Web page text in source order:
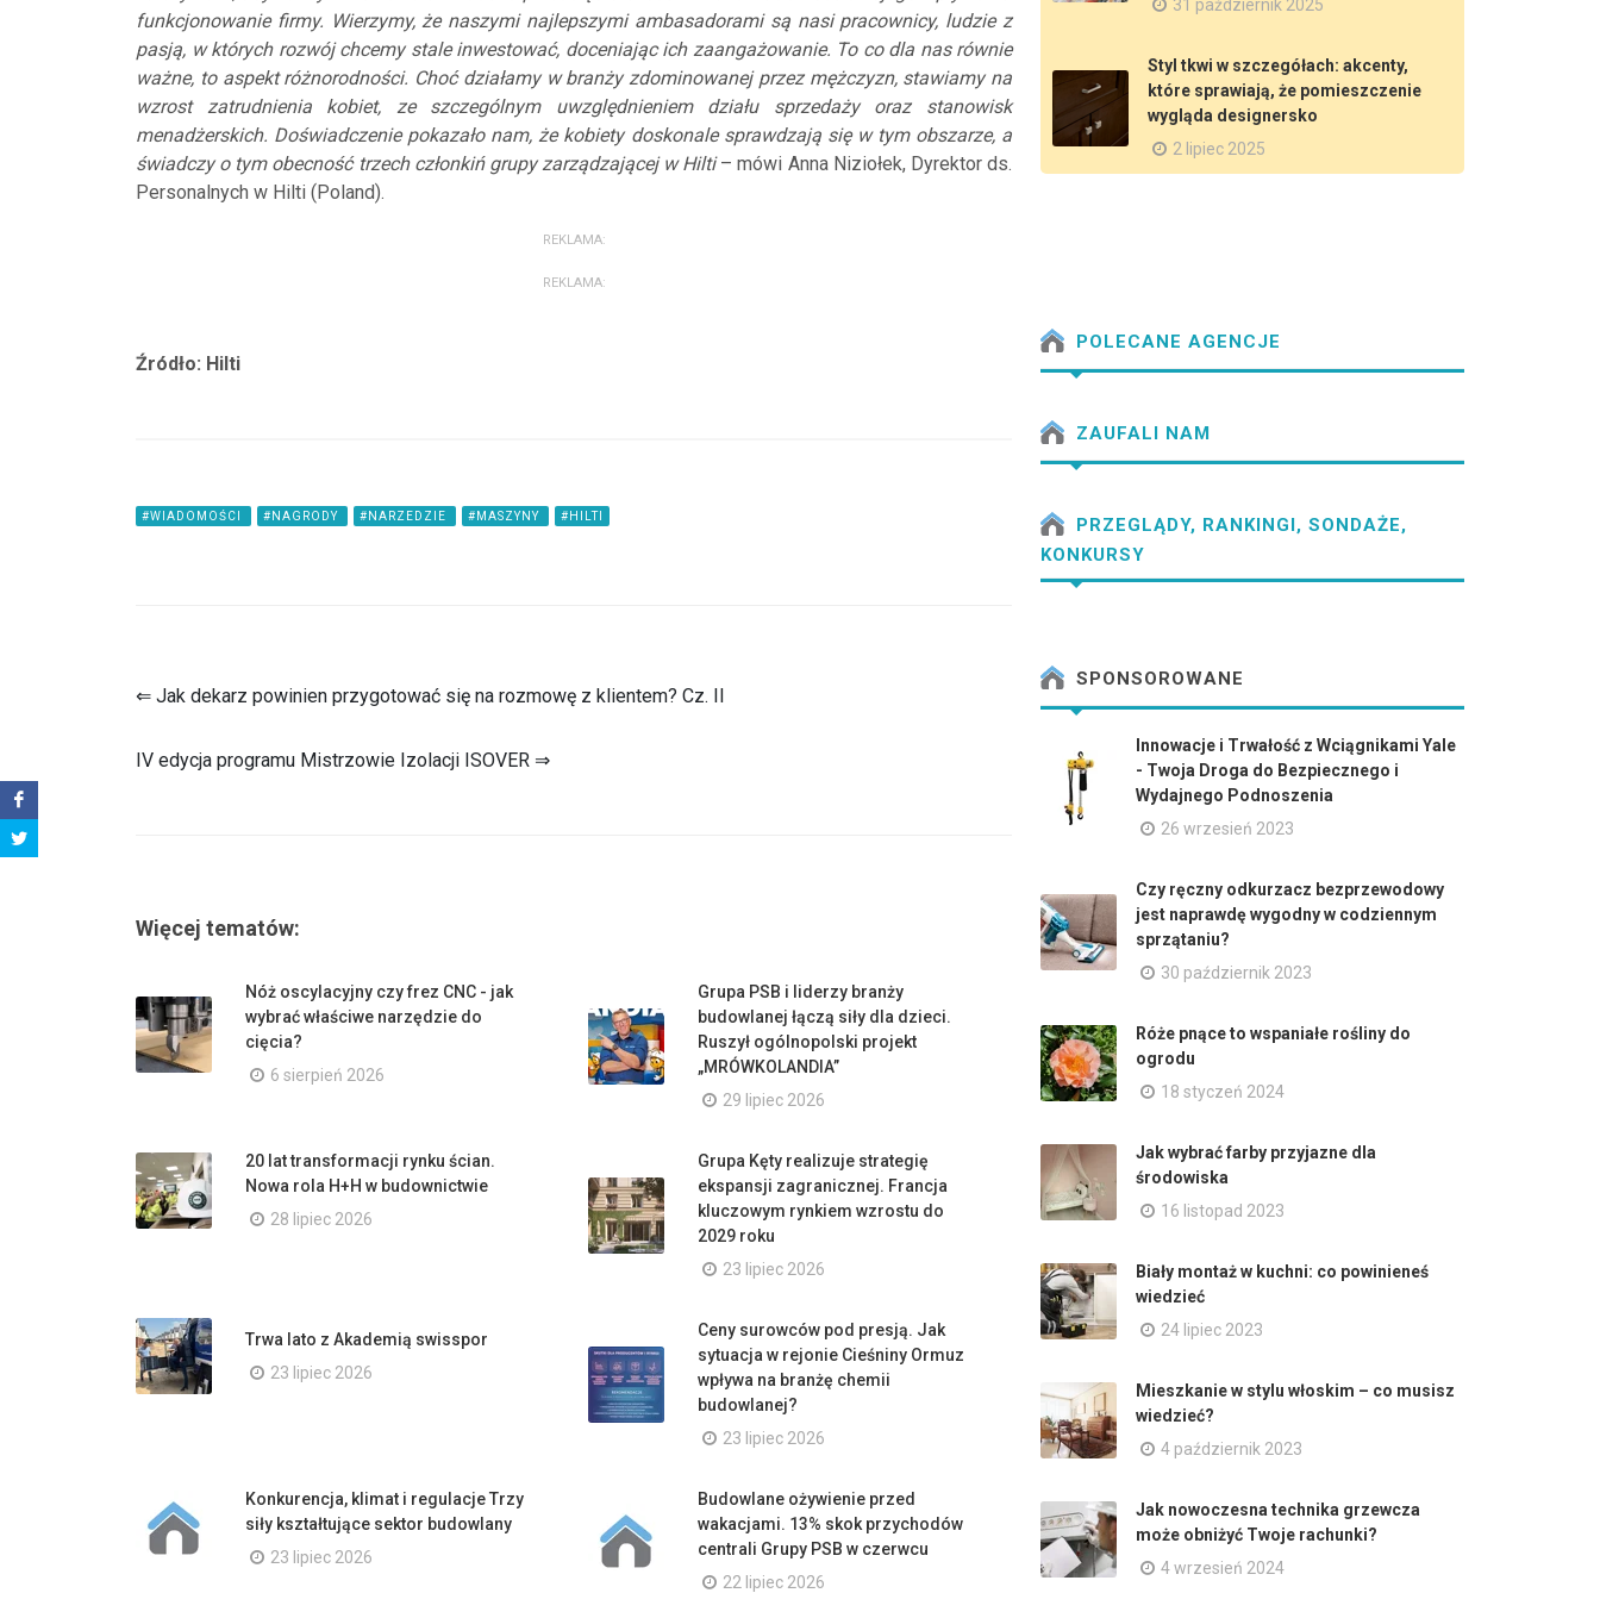
funkcjonowanie firmy. Wierzymy, że naszymi najlepszymi ambasadorami są nasi pracownicy, ludzie z
pasją, w których rozwój chcemy stale inwestować, doceniając ich zaangażowanie. To co dla nas równie
ważne, to aspekt różnorodności. Choć działamy w branży zdominowanej przez mężczyzn, stawiamy na
wzrost zatrudnienia kobiet, ze szczególnym uwzględnieniem działu sprzedaży oraz stanowisk
menadżerskich. Doświadczenie pokazało nam, że kobiety doskonale sprawdzają się w tym obszarze, a
świadczy o tym obecność trzech członkiń grupy zarządzającej w Hilti– mówi Anna Niziołek, Dyrektor ds.
Personalnych w Hilti (Poland).
REKLAMA:
REKLAMA:
Źródło: Hilti
#WIADOMOŚCI #NAGRODY #NARZEDZIE #MASZYNY #HILTI
⇐ Jak dekarz powinien przygotować się na rozmowę z klientem? Cz. II
IV edycja programu Mistrzowie Izolacji ISOVER ⇒
Więcej tematów:
Nóż oscylacyjny czy frez CNC - jak
wybrać właściwe narzędzie do
cięcia?
6 sierpień 2026
Grupa PSB i liderzy branży
budowlanej łączą siły dla dzieci.
Ruszył ogólnopolski projekt
„MRÓWKOLANDIA”
29 lipiec 2026
20 lat transformacji rynku ścian.
Nowa rola H+H w budownictwie
28 lipiec 2026
Grupa Kęty realizuje strategię
ekspansji zagranicznej. Francja
kluczowym rynkiem wzrostu do
2029 roku
23 lipiec 2026
Trwa lato z Akademią swisspor
23 lipiec 2026
Ceny surowców pod presją. Jak
sytuacja w rejonie Cieśniny Ormuz
wpływa na branżę chemii
budowlanej?
23 lipiec 2026
Konkurencja, klimat i regulacje Trzy
siły kształtujące sektor budowlany
23 lipiec 2026
Budowlane ożywienie przed
wakacjami. 13% skok przychodów
centrali Grupy PSB w czerwcu
22 lipiec 2026
31 październik 2025
Styl tkwi w szczegółach: akcenty,
które sprawiają, że pomieszczenie
wygląda designersko
2 lipiec 2025
POLECANE AGENCJE
ZAUFALI NAM
PRZEGLĄDY, RANKINGI, SONDAŻE,
KONKURSY
SPONSOROWANE
Innowacje i Trwałość z Wciągnikami Yale
- Twoja Droga do Bezpiecznego i
Wydajnego Podnoszenia
26 wrzesień 2023
Czy ręczny odkurzacz bezprzewodowy
jest naprawdę wygodny w codziennym
sprzątaniu?
30 październik 2023
Róże pnące to wspaniałe rośliny do
ogrodu
18 styczeń 2024
Jak wybrać farby przyjazne dla
środowiska
16 listopad 2023
Biały montaż w kuchni: co powinieneś
wiedzieć
24 lipiec 2023
Mieszkanie w stylu włoskim – co musisz
wiedzieć?
4 październik 2023
Jak nowoczesna technika grzewcza
może obniżyć Twoje rachunki?
4 wrzesień 2024